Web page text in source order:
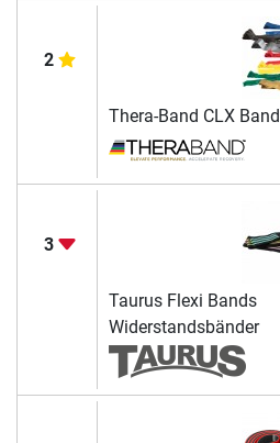
2
Thera-Band CLX Band
3
Taurus Flexi Bands
Widerstandsbänder